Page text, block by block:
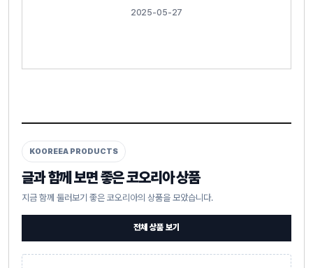
2025-05-27
KOOREEA PRODUCTS
글과 함께 보면 좋은 코오리아 상품
지금 함께 둘러보기 좋은 코오리아의 상품을 모았습니다.
전체 상품 보기